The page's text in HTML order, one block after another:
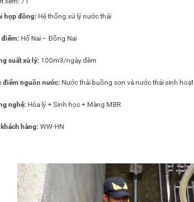
hợp đồng: Hệ thống xử lý nước thải
điểm: Hố Nai – Đồng Nai
suất xử lý: 100m3/ngày.đêm
điểm nguồn nước: Nước thải buồng sơn và nước thải sinh hoạt
nghệ: Hóa lý + Sinh học + Màng MBR
hàng: WW-HN